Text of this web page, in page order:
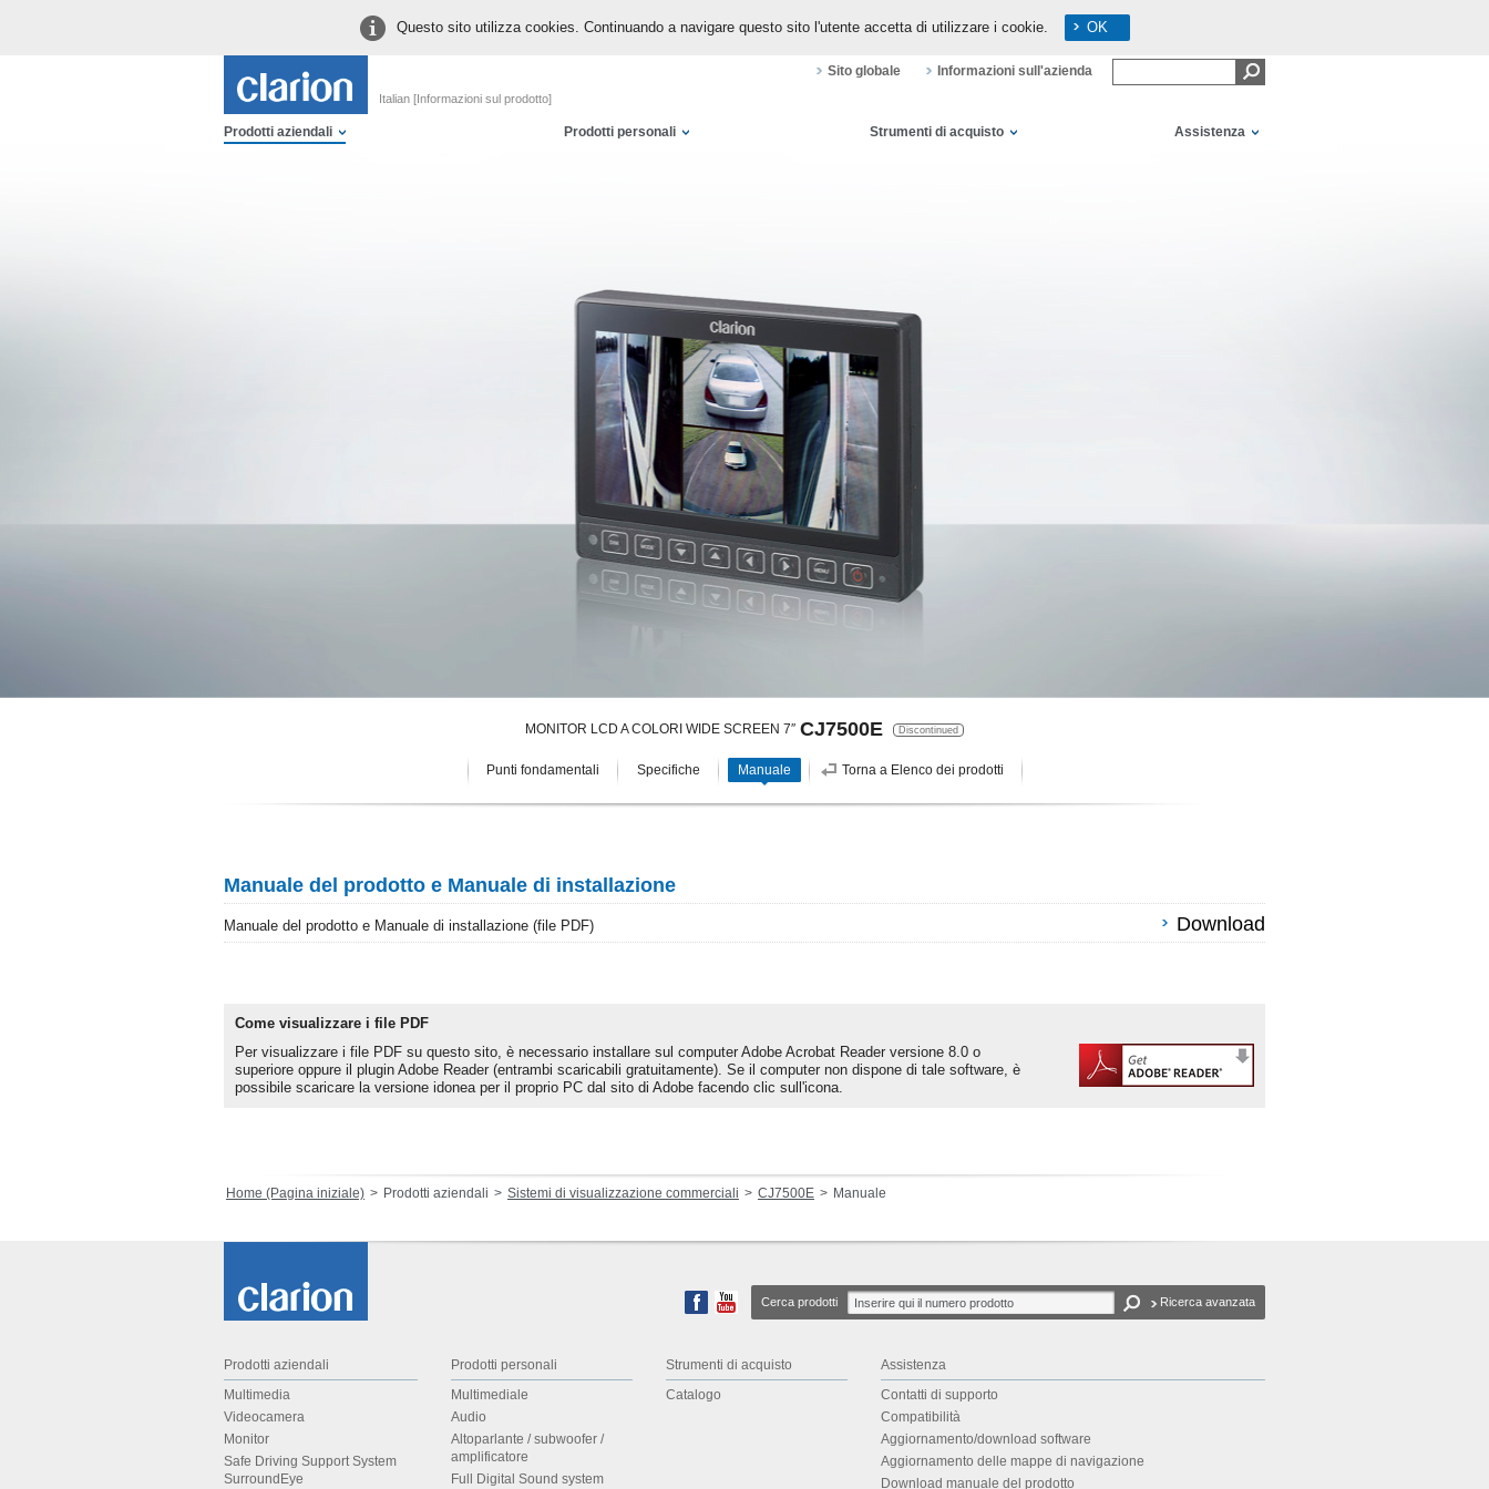
Questo sito utilizza cookies. Continuando a navigare questo sito l'utente accetta di utilizzare i cookie. OK
Italian [Informazioni sul prodotto]
Sito globale Informazioni sull'azienda
Prodotti aziendali Prodotti personali Strumenti di acquisto Assistenza
MONITOR LCD A COLORI WIDE SCREEN 7″ CJ7500E Discontinued
Punti fondamentali Specifiche Manuale Torna a Elenco dei prodotti
Manuale del prodotto e Manuale di installazione
Manuale del prodotto e Manuale di installazione (file PDF) Download
Come visualizzare i file PDF
Per visualizzare i file PDF su questo sito, è necessario installare sul computer Adobe Acrobat Reader versione 8.0 o
superiore oppure il plugin Adobe Reader (entrambi scaricabili gratuitamente). Se il computer non dispone di tale software, è
possibile scaricare la versione idonea per il proprio PC dal sito di Adobe facendo clic sull'icona.
Home (Pagina iniziale) Prodotti aziendali Sistemi di visualizzazione commerciali CJ7500E Manuale
Cerca prodotti Ricerca avanzata
Prodotti aziendali
Multimedia
Videocamera
Monitor
Safe Driving Support System
SurroundEye
Prodotti personali
Multimediale
Audio
Altoparlante / subwoofer /
amplificatore
Full Digital Sound system
Strumenti di acquisto
Catalogo
Assistenza
Contatti di supporto
Compatibilità
Aggiornamento/download software
Aggiornamento delle mappe di navigazione
Download manuale del prodotto